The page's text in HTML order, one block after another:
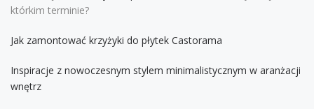
którkim terminie?
Jak zamontować krzyżyki do płytek Castorama
Inspiracje z nowoczesnym stylem minimalistycznym w aranżacji
wnętrz